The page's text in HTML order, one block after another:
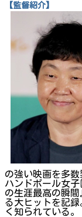
【監督紹介】
の強い映画を多数
ハンドボール女
の生涯最高の瞬間
る大ヒットを記
く知られている。